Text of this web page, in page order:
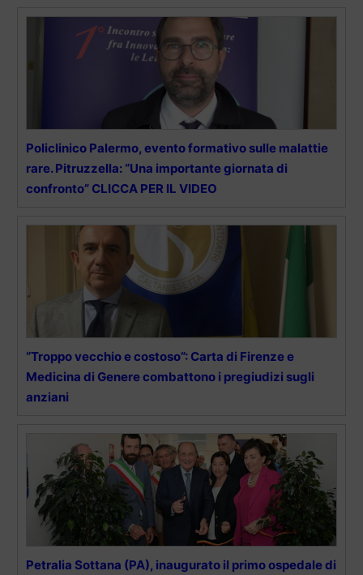
Policlinico Palermo, evento formativo sulle malattie
rare. Pitruzzella: “Una importante giornata di
confronto” CLICCA PER IL VIDEO
“Troppo vecchio e costoso”: Carta di Firenze e
Medicina di Genere combattono i pregiudizi sugli
anziani
Petralia Sottana (PA), inaugurato il primo ospedale di